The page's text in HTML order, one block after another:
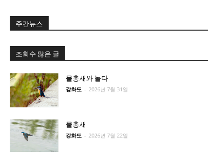
주간뉴스
조회수 많은 글
물총새와 놀다
강화도 - 2026년 7월 31일
물총새
강화도 - 2026년 7월 22일